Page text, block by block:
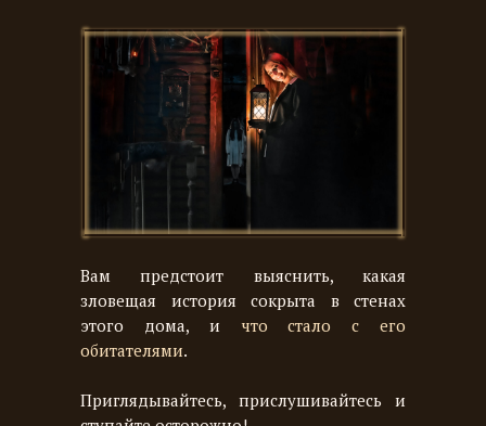
Вам предстоит выяснить, какая
зловещая история сокрыта в стенах
этого дома, и что стало с его
обитателями.
Приглядывайтесь, прислушивайтесь и